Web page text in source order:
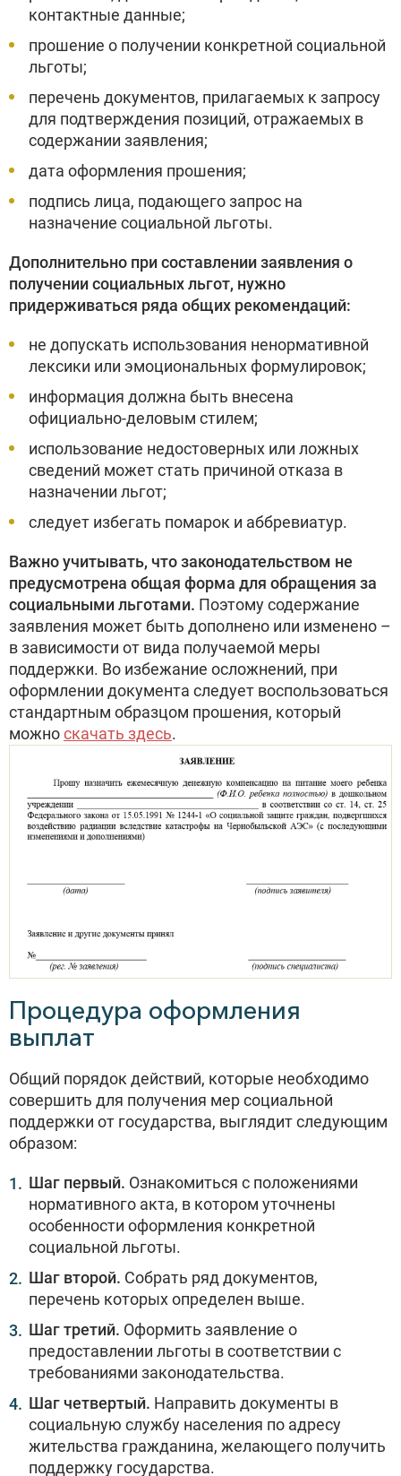
контактные данные;
прошение о получении конкретной социальной
льготы;
перечень документов, прилагаемых к запросу
для подтверждения позиций, отражаемых в
содержании заявления;
дата оформления прошения;
подпись лица, подающего запрос на
назначение социальной льготы.
Дополнительно при составлении заявления о
получении социальных льгот, нужно
придерживаться ряда общих рекомендаций:
не допускать использования ненормативной
лексики или эмоциональных формулировок;
информация должна быть внесена
официально-деловым стилем;
использование недостоверных или ложных
сведений может стать причиной отказа в
назначении льгот;
следует избегать помарок и аббревиатур.
Важно учитывать, что законодательством не
предусмотрена общая форма для обращения за
социальными льготами. Поэтому содержание
заявления может быть дополнено или изменено –
в зависимости от вида получаемой меры
поддержки. Во избежание осложнений, при
оформлении документа следует воспользоваться
стандартным образцом прошения, который
можноскачать здесь.
Процедура оформления
выплат
Общий порядок действий, которые необходимо
совершить для получения мер социальной
поддержки от государства, выглядит следующим
образом:
Шаг первый. Ознакомиться с положениями
нормативного акта, в котором уточнены
особенности оформления конкретной
социальной льготы.
Шаг второй. Собрать ряд документов,
перечень которых определен выше.
Шаг третий. Оформить заявление о
предоставлении льготы в соответствии с
требованиями законодательства.
Шаг четвертый. Направить документы в
социальную службу населения по адресу
жительства гражданина, желающего получить
поддержку государства.